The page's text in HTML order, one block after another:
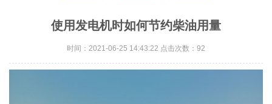
使用发电机时如何节约柴油用量
时间：2021-06-25 14:43:22 点击次数： 92